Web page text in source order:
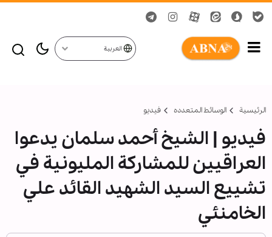
العربية
الرئيسية الوسائط المتعدده فیدیو
فيديو | الشيخ أحمد سلمان يدعوا
العراقيين للمشاركة المليونية في
تشييع السيد الشهيد القائد علي
الخامنئي